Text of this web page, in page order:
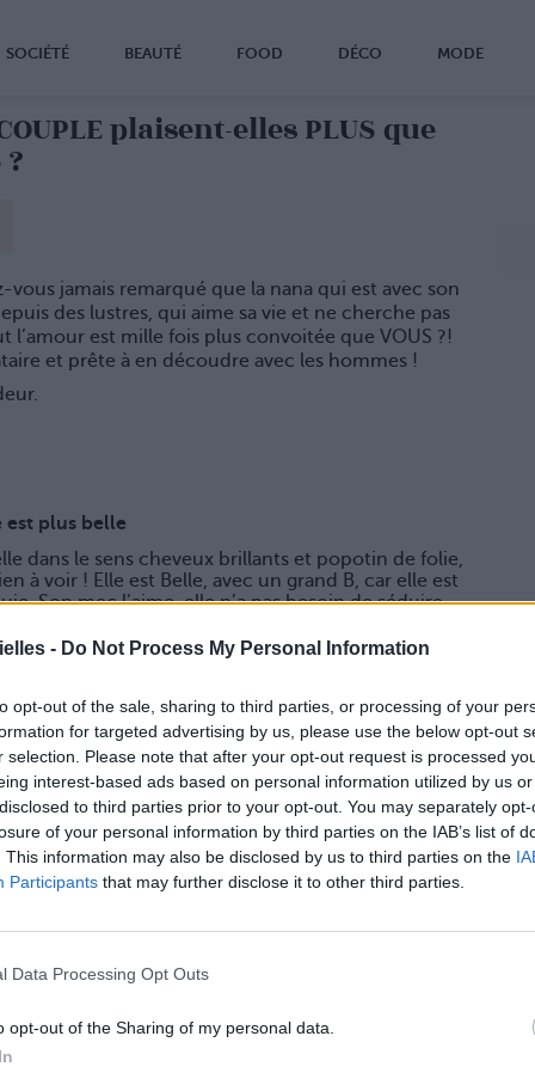
- Do Not Process My Personal Information
opt-out of the sale, sharing to third parties, or processing of your
for targeted advertising by us, please use the below opt-out
selection. Please note that after your opt-out request is processed
interest-based ads based on personal information utilized by us
to third parties prior to your opt-out. You may separately
of your personal information by third parties on the IAB’s list of
This information may also be disclosed by us to third parties on the
Participants that may further disclose it to other third parties.
Data Processing Opt Outs
opt-out of the Sharing of my personal data.
SOCIÉTÉ BEAUTÉ FOOD DÉCO MODE
plaisent-elles PLUS que
?
vous jamais remarqué que la nana qui est avec son
des lustres, qui aime sa vie et ne cherche pas
l’amour est mille fois plus convoitée que VOUS ?!
et prête à en découdre avec les hommes !
est plus belle
dans le sens cheveux brillants et popotin de folie,
à voir ! Elle est Belle, avec un grand B, car elle est
Son mec l’aime, elle n’a pas besoin de séduire
trembler, et ça, c’est séduisant.
(ou femmes) et les considère d’égale à égale,
C’est un peu un challenge pour eux de séduire
envie que si elle regardait un poisson mort. Du
remarquer.
elle ne fait pas peur aux frileux de
qu’ils s’imaginent que c’est la femme
(non, mais en vrai elle s’engueule comme